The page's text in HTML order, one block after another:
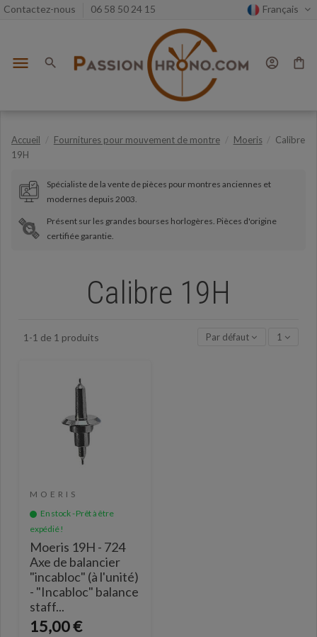
Contactez-nous 06 58 50 24 15 Français
menu search account_circle shopping_bag
Accueil Fournitures pour mouvement de montre Moeris
Calibre
19H
Spécialiste de la vente de pièces pour montres anciennes et
modernes depuis 2003.
Présent sur les grandes bourses horlogères. Pièces d'origine
certifiée garantie.
Calibre 19H
1-1 de 1 produits Par défaut 1
MOERIS
En stock - Prêt à être
expédié !
Moeris 19H - 724
Axe de balancier
"incabloc" (à l'unité)
- "Incabloc" balance
staff...
15,00 €